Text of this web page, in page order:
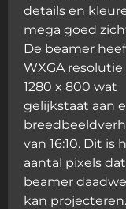
details en
mega goed
De beamer
WXGA resolutie
1280 x 800 wat
gelijkstaat aan
van 16:10. Dit is
aantal pixels
beamer
kan projecteren.